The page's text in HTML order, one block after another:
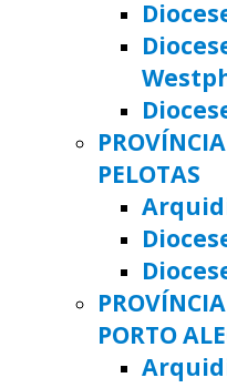
PELOTAS
PORTO